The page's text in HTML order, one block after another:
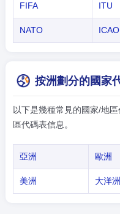
FIFA ITU
NATO ICAO
按洲劃分的國家
以下是幾種常見的國家/地
區代碼表信息。
亞洲 歐洲
美洲 大洋洲